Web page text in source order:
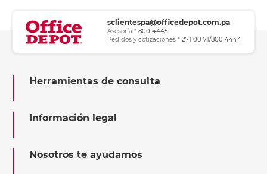
sclientespa@officedepot.com.pa
Asesoría * 800 4445
Pedidos y cotizaciones * 271 00 71/800 4444
Herramientas de consulta
Información legal
Nosotros te ayudamos